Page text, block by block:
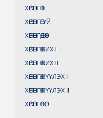
ХӨРӨНГӨII
ХӨРӨНГӨГҮЙ
ХӨРӨНГӨДӨХ
ХӨРӨНГӨЖИХI
ХӨРӨНГӨЖИХII
ХӨРӨНГӨЖҮҮЛЭХI
ХӨРӨНГӨЖҮҮЛЭХII
ХӨРӨНГӨЛӨГ